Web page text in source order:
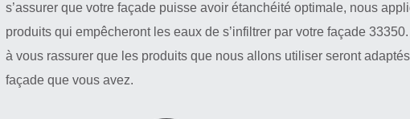
s’assurer que votre façade puisse avoir étanchéité optimale, nous
produits qui empêcheront les eaux de s’infiltrer par votre façade
à vous rassurer que les produits que nous allons utiliser seront
façade que vous avez.